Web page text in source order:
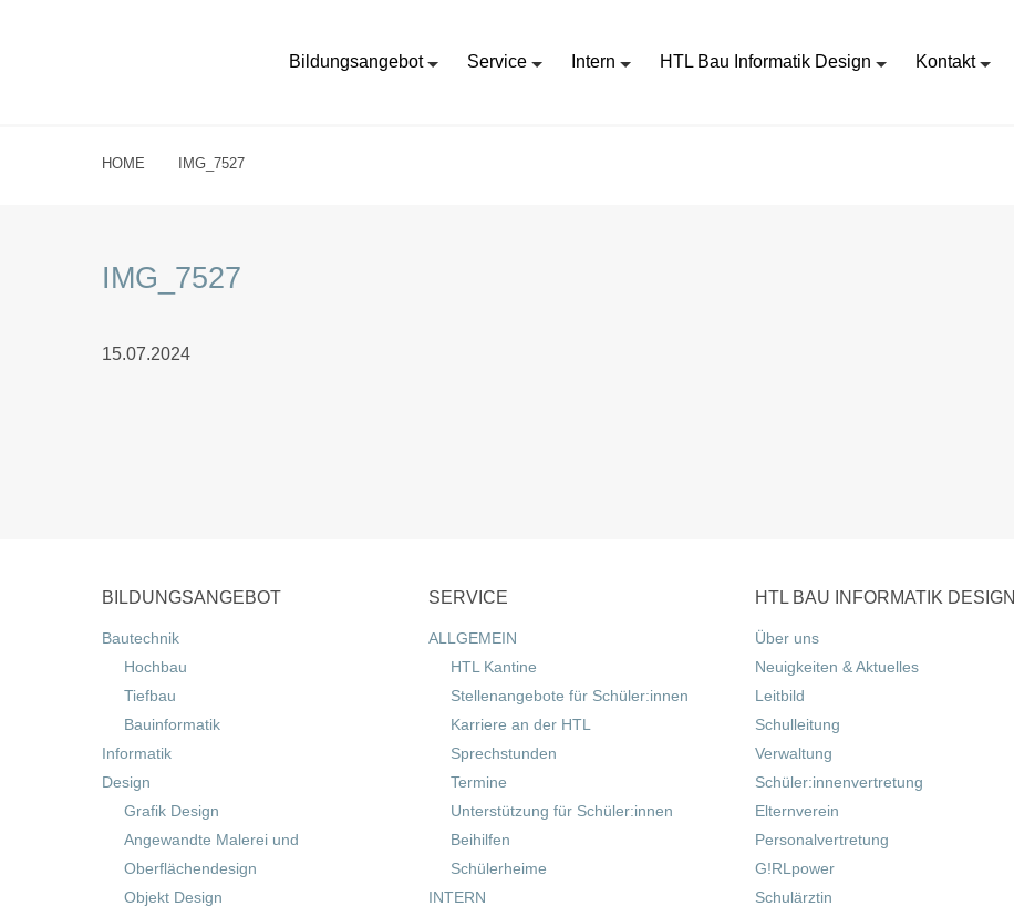
Bildungsangebot Service Intern HTL Bau Informatik Design Kontakt
HOME IMG_7527
IMG_7527
15.07.2024
BILDUNGSANGEBOT
Bautechnik
Hochbau
Tiefbau
Bauinformatik
Informatik
Design
Grafik Design
Angewandte Malerei und
Oberflächendesign
Objekt Design
SERVICE
ALLGEMEIN
HTL Kantine
Stellenangebote für Schüler:innen
Karriere an der HTL
Sprechstunden
Termine
Unterstützung für Schüler:innen
Beihilfen
Schülerheime
INTERN
HTL BAU INFORMATIK DESIGN
Über uns
Neuigkeiten & Aktuelles
Leitbild
Schulleitung
Verwaltung
Schüler:innenvertretung
Elternverein
Personalvertretung
G!RLpower
Schulärztin